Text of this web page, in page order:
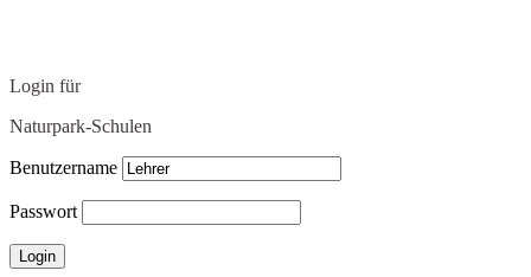
Login für
Naturpark-Schulen
Benutzername
Passwort